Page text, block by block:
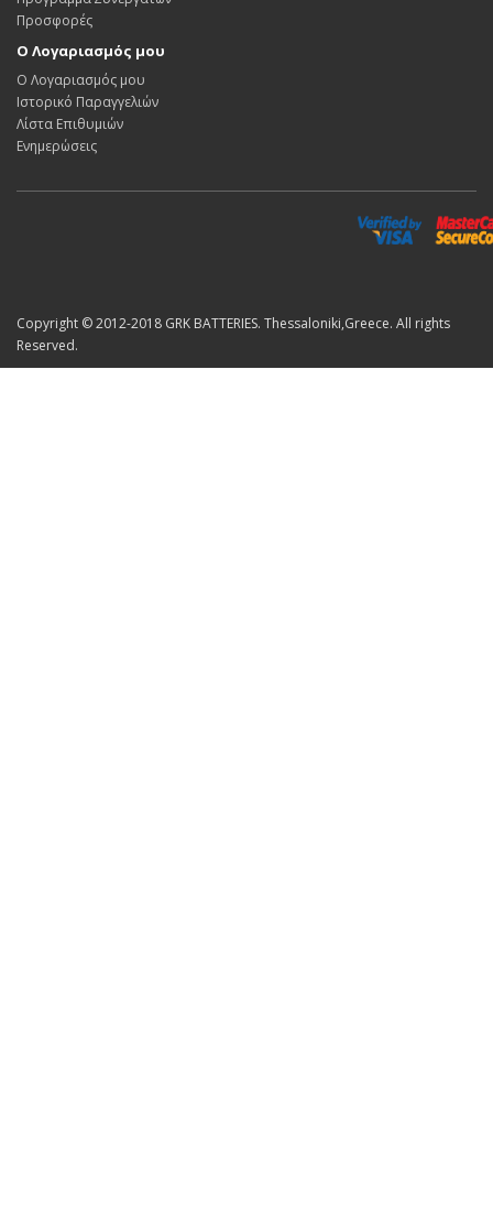
Προσφορές
Ο Λογαριασμός μου
Ο Λογαριασμός μου
Ιστορικό Παραγγελιών
Λίστα Επιθυμιών
Ενημερώσεις
Copyright © 2012-2018 GRK BATTERIES. Thessaloniki,Greece. All rights
Reserved.